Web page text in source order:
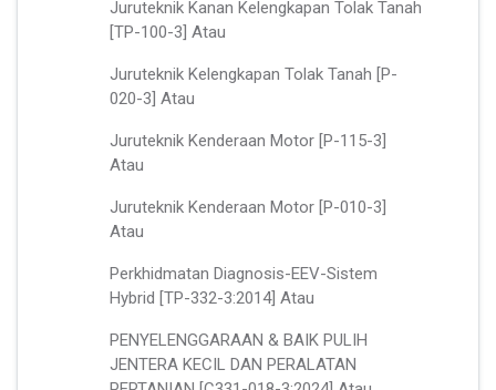
Juruteknik Kanan Kelengkapan Tolak Tanah
[TP-100-3] Atau
Juruteknik Kelengkapan Tolak Tanah [P-
020-3] Atau
Juruteknik Kenderaan Motor [P-115-3]
Atau
Juruteknik Kenderaan Motor [P-010-3]
Atau
Perkhidmatan Diagnosis-EEV-Sistem
Hybrid [TP-332-3:2014] Atau
PENYELENGGARAAN & BAIK PULIH
JENTERA KECIL DAN PERALATAN